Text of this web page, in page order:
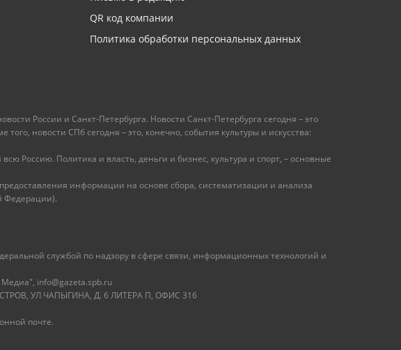
QR код компании
Политика обработки персональных данных
России и Санкт-Петербурга. Новости Санкт-Петербурга сегодня – это
новости СПб сегодня – это, конечно, события культуры и искусства:
Россию. Политика и власть, деньги и бизнес, культура и спорт, – основные
информации на основе сбора, систематизации и анализа
Федерации).
службой по надзору в сфере связи, информационных технологий и
info@gazeta.spb.ru
УЛ ЧАПЫГИНА, Д. 6 ЛИТЕРА П, ОФИС 316
почте.